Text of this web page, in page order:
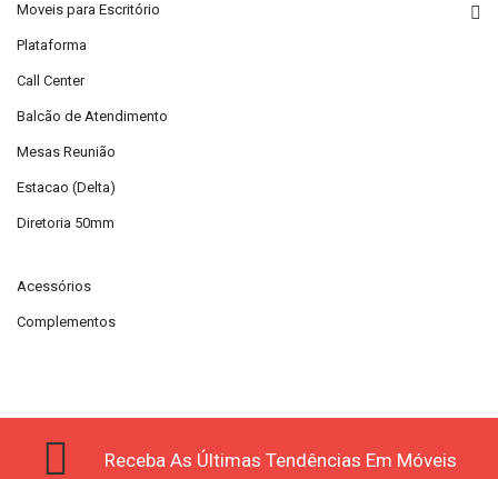
Moveis para Escritório
Plataforma
Call Center
Balcão de Atendimento
Mesas Reunião
Estacao (Delta)
Diretoria 50mm
Acessórios
Complementos
Receba As Últimas Tendências Em Móveis